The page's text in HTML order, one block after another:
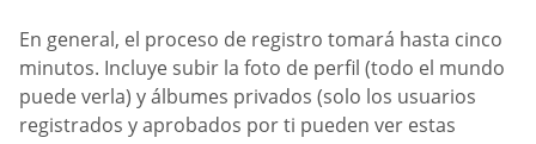
En general, el proceso de registro tomará hasta cinco
minutos. Incluye subir la foto de perfil (todo el mundo
puede verla) y álbumes privados (solo los usuarios
registrados y aprobados por ti pueden ver estas